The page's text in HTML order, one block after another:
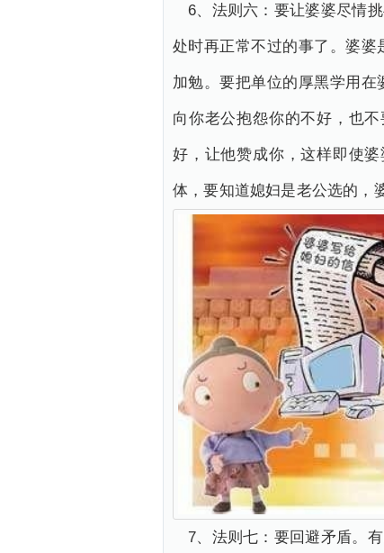
6、法则六：要让婆婆尽情
处时再正常不过的事了。婆婆
加勉。要把单位的厚黑学用
向你老公抱怨你的不好，也
好，让他赞成你，这样即使
体，要知道媳妇是老公选的，
7、法则七：要回避矛盾。